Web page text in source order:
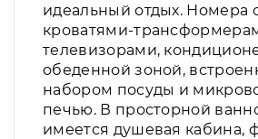
идеальный отдых. Номера
кроватями-
телевизорами,
обеденной зоной,
набором посуды и
печью. В просторной
имеется душевая кабина,